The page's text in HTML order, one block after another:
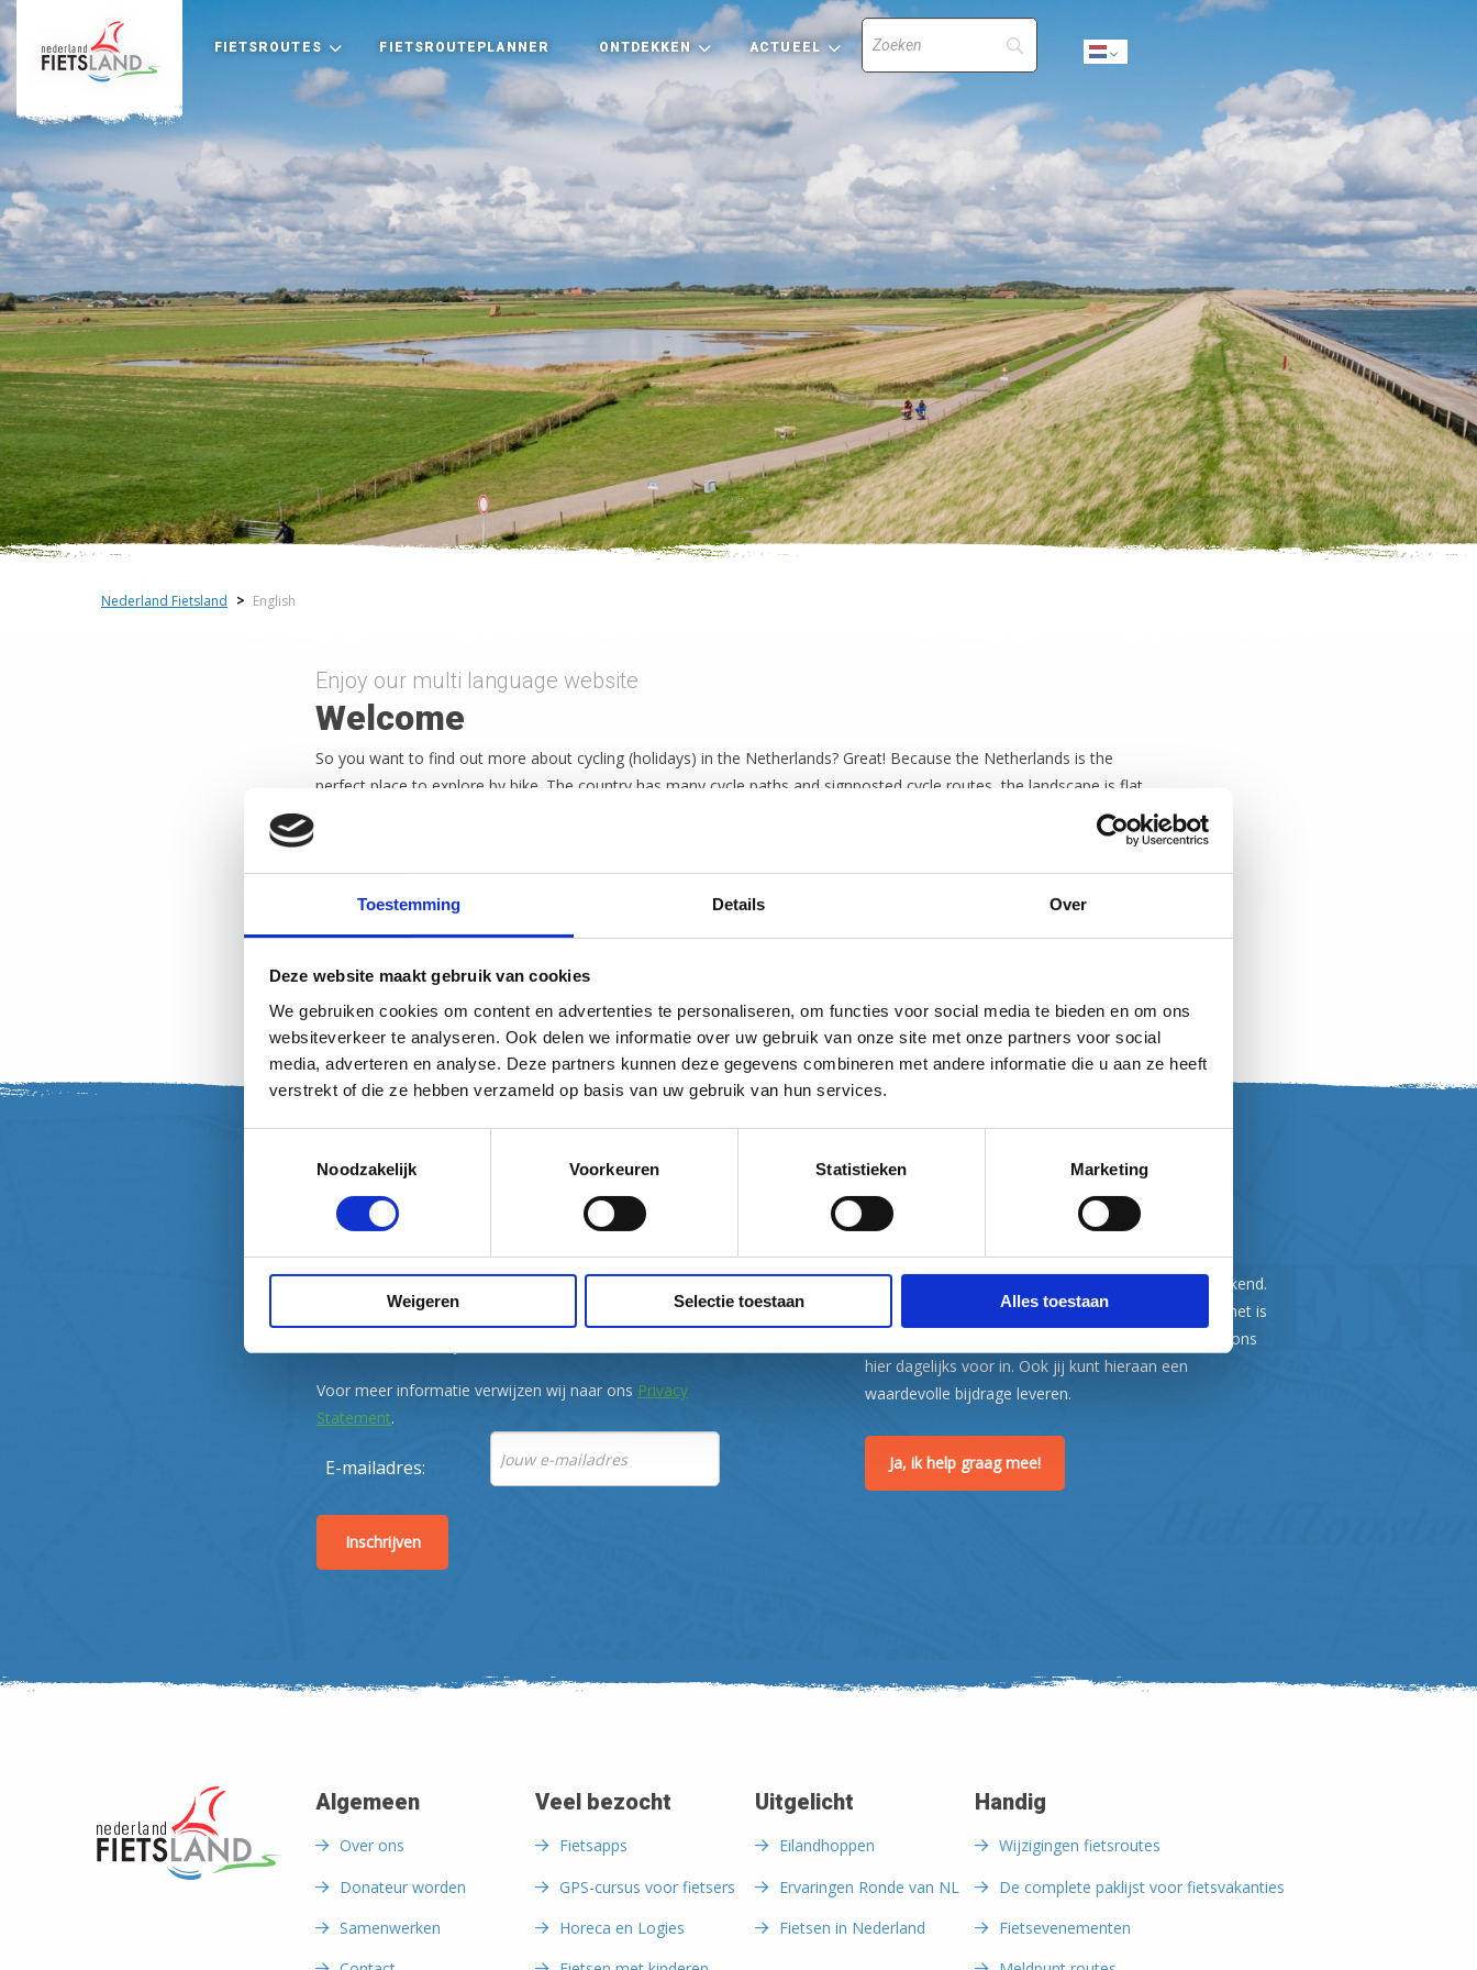
Toestemming Details Over
Deze website maakt gebruik van cookies
We gebruiken cookies om content en advertenties te personaliseren, om functies voor social media te bieden en om ons
websiteverkeer te analyseren. Ook delen we informatie over uw gebruik van onze site met onze partners voor social
media, adverteren en analyse. Deze partners kunnen deze gegevens combineren met andere informatie die u aan ze heeft
verstrekt of die ze hebben verzameld op basis van uw gebruik van hun services.
Noodzakelijk
Voorkeuren Statistieken Marketing
Weigeren Selectie toestaan Alles toestaan
FIETSROUTES FIETSROUTEPLANNER ONTDEKKEN ACTUEEL
Dutch
Nederland Fietsland > English
Enjoy our multi language website
Welcome
So you want to find out more about cycling (holidays) in the Netherlands? Great! Because the Netherlands is the
perfect place to explore by bike. The country has many cycle paths and signposted cycle routes, the landscape is flat,
distances are short and there is lots to see and do along the way. So come visit the Netherlands and get on a bike!
We hope you get inspired!
Start exploring!
Nieuwsbrief
Inspiratie en fietstips in je
mailbox
Ontvang zes keer per jaar gratis het laatste Nederland
Voor meer informatie verwijzen wij naar ons Privacy
Statement.
E-mailadres:
Donateur
Help mee, word vriend!
Een goed recreatief fietsland zijn is niet vanzelfsprekend.
Of het nou om een dagtocht of fietsvakantie gaat, het is
in Nederland een fantastische belevenis. Wij zetten ons
hier dagelijks voor in. Ook jij kunt hieraan een
waardevolle bijdrage leveren.
Ja, ik help graag mee!
Algemeen
Over ons
Donateur worden
Samenwerken
Veel bezocht
Fietsapps
GPS-cursus voor fietsers
Horeca en Logies
Uitgelicht
Eilandhoppen
Ervaringen Ronde van NL
Fietsen in Nederland
Handig
Wijzigingen fietsroutes
De complete paklijst voor fietsvakanties
Fietsevenementen